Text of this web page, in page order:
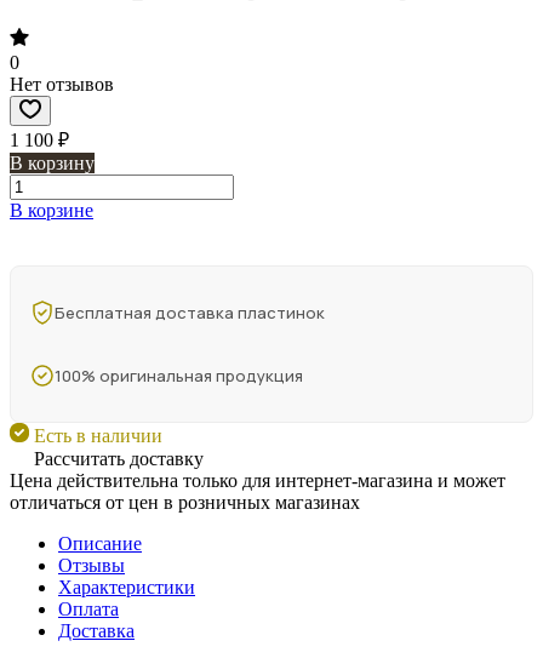
0
Нет отзывов
1 100 ₽
В корзину
В корзине
Бесплатная доставка пластинок
100% оригинальная продукция
Есть в наличии
Рассчитать доставку
Цена действительна только для интернет-магазина и может
отличаться от цен в розничных магазинах
Описание
Отзывы
Характеристики
Оплата
Доставка